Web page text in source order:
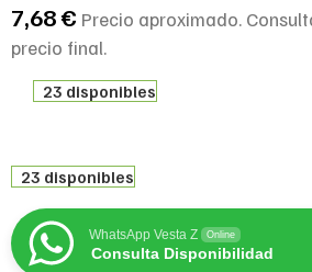
7,68€ Precio aproximado.
precio final.
23 disponibles
23 disponibles
WhatsApp Vesta Z Online
Consulta Disponibilidad